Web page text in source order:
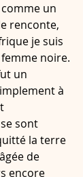
un
renconte,
je suis
noire.
un
à
sont
la terre
de
encore